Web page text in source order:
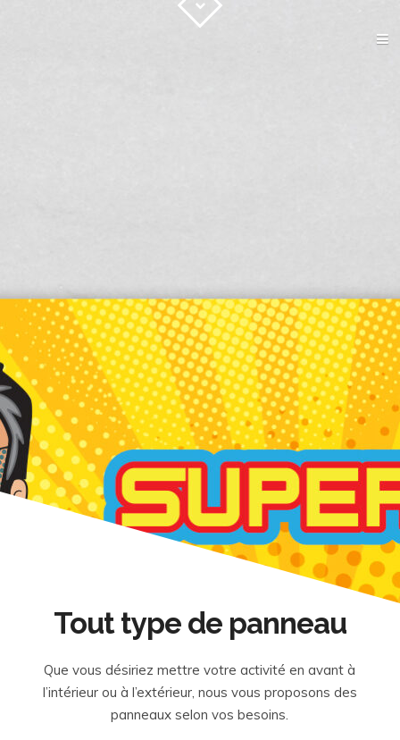
Tout type de panneau
Que vous désiriez mettre votre activité en avant à
l’intérieur ou à l’extérieur, nous vous proposons des
panneaux selon vos besoins.